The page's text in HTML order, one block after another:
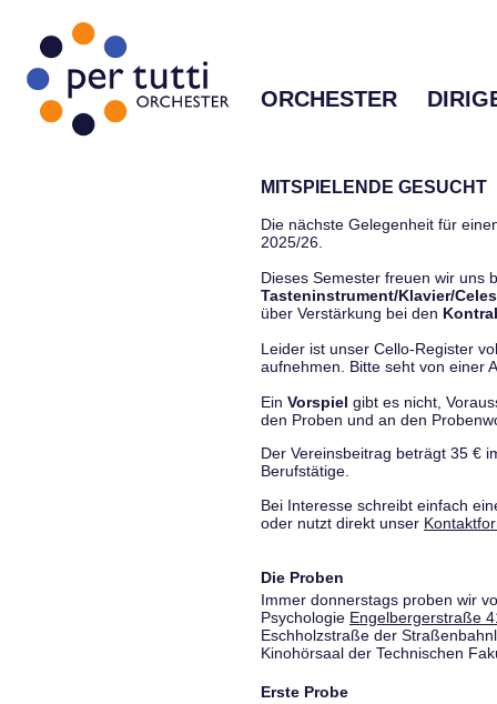
ORCHESTER
MITSPIELENDE GESUCHT
Die nächste Gelegenheit für
2025/26.
Dieses Semester freuen wir uns
Tasteninstrument/Klavier/
über Verstärkung bei den
Leider ist unser Cello-Register
aufnehmen. Bitte seht von einer
Ein Vorspiel gibt es nicht,
den Proben und an den
Der Vereinsbeitrag beträgt 35 €
Berufstätige.
Bei Interesse schreibt einfach
oder nutzt direkt unser
Die Proben
Immer donnerstags proben wir
Psychologie Engelbergerstraße
Eschholzstraße der
Kinohörsaal der Technischen
Erste Probe